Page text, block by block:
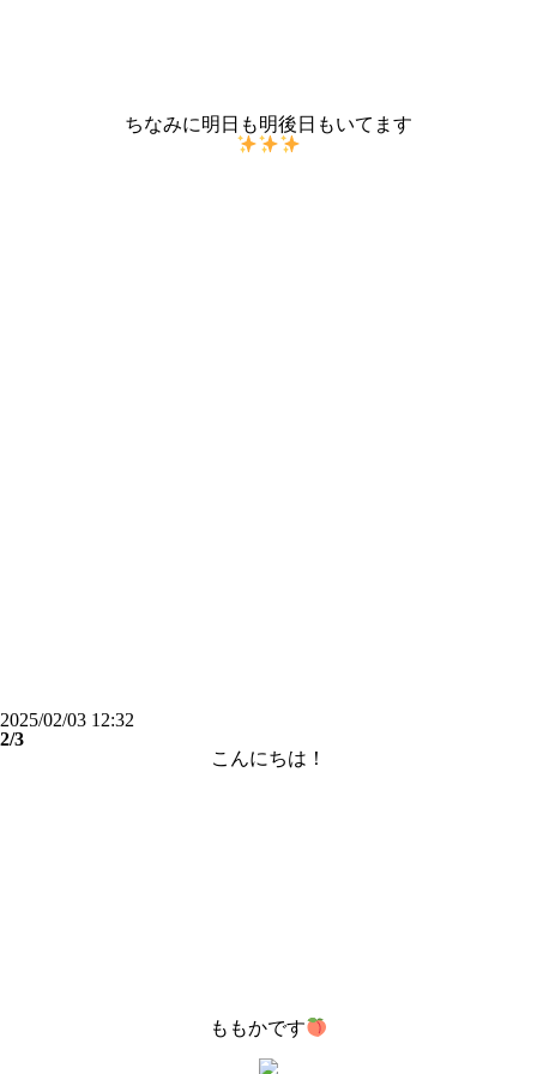
ちなみに明日も明後日もいてます
2025/02/03 12:32
2/3
こんにちは！
ももかです